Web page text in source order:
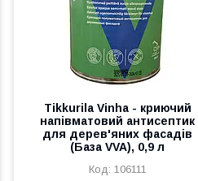
Tikkurila Vinha - криючий
напівматовий антисептик
для дерев'яних фасадів
(База VVA), 0,9 л
106111